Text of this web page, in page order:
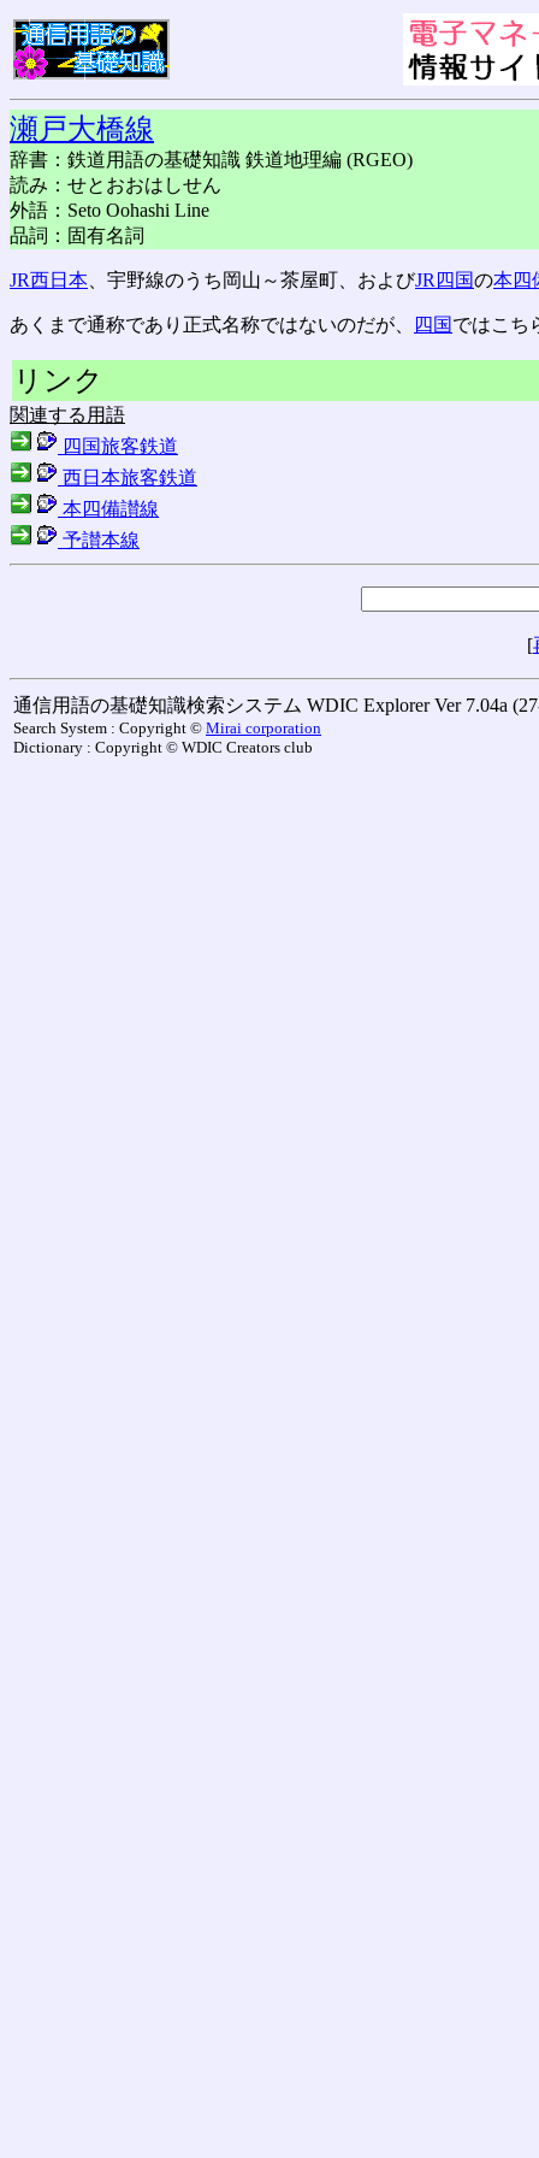
瀬戸大橋線
辞書：鉄道用語の基礎知識 鉄道地理編 (RGEO)
読み：せとおおはしせん
外語：Seto Oohashi Line
品詞：固有名詞
JR西日本 、宇野線のうち岡山～茶屋町、およびJR四国の本四
あくまで通称であり正式名称ではないのだが、 四国 ではこち
リンク
関連する用語
四国旅客鉄道
西日本旅客鉄道
本四備讃線
予讃本線
[
通信用語の基礎知識検索システム WDIC Explorer Ver 7.04a
Search System : Copyright © Mirai corporation
Dictionary : Copyright © WDIC Creators club